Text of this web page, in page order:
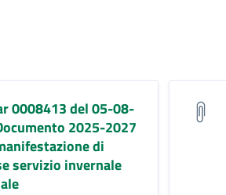
0008413 del 05-08-
2025-2027
di
servizio invernale